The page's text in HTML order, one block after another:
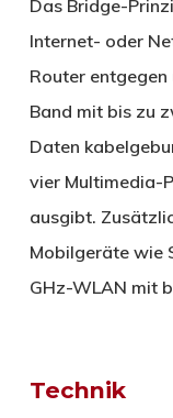
Das Bridge-
Internet- oder
Router
Band mit bis zu
Daten
vier Multimedia-
ausgibt.
Mobilgeräte wie
GHz-WLAN mit
Technik